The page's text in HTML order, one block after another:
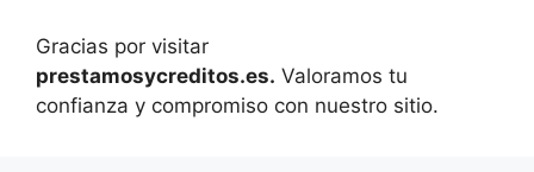
Gracias por visitar
prestamosycreditos.es. Valoramos tu
confianza y compromiso con nuestro sitio.